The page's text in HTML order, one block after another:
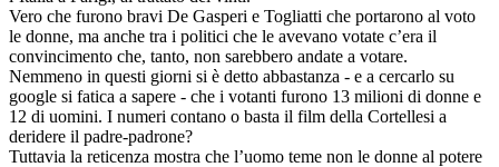
Vero che furono bravi De Gasperi e Togliatti che portarono al voto
le donne, ma anche tra i politici che le avevano votate c’era il
convincimento che, tanto, non sarebbero andate a votare.
Nemmeno in questi giorni si è detto abbastanza - e a cercarlo su
google si fatica a sapere - che i votanti furono 13 milioni di donne e
12 di uomini. I numeri contano o basta il film della Cortellesi a
deridere il padre-padrone?
Tuttavia la reticenza mostra che l’uomo teme non le donne al potere